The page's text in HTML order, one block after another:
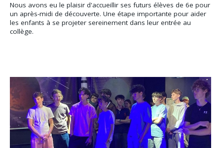
Nous avons eu le plaisir d'accueillir ses futurs élèves de 6e pour
un après-midi de découverte. Une étape importante pour aider
les enfants à se projeter sereinement dans leur entrée au
collège.